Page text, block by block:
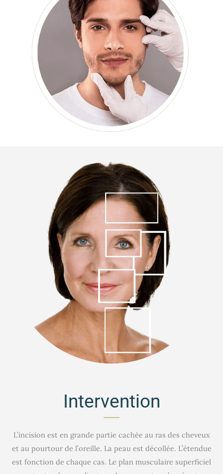
Intervention
L’incision est en grande partie cachée au ras des cheveux
et au pourtour de l’oreille. La peau est décollée. L’étendue
est fonction de chaque cas. Le plan musculaire superficiel